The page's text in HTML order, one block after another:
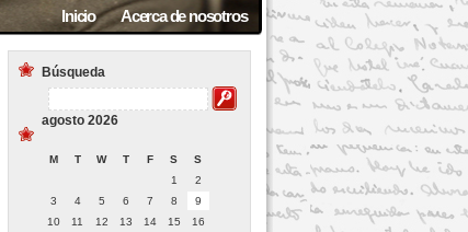
Inicio Acerca de nosotros
Búsqueda
agosto 2026
M T W T F S S
1
2
3
4 5 6 7 8
9
10
11 12 13 14 15
16